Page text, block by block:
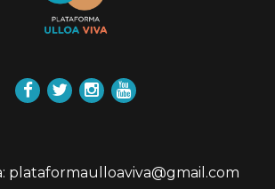
plataformaulloaviva@gmail.com